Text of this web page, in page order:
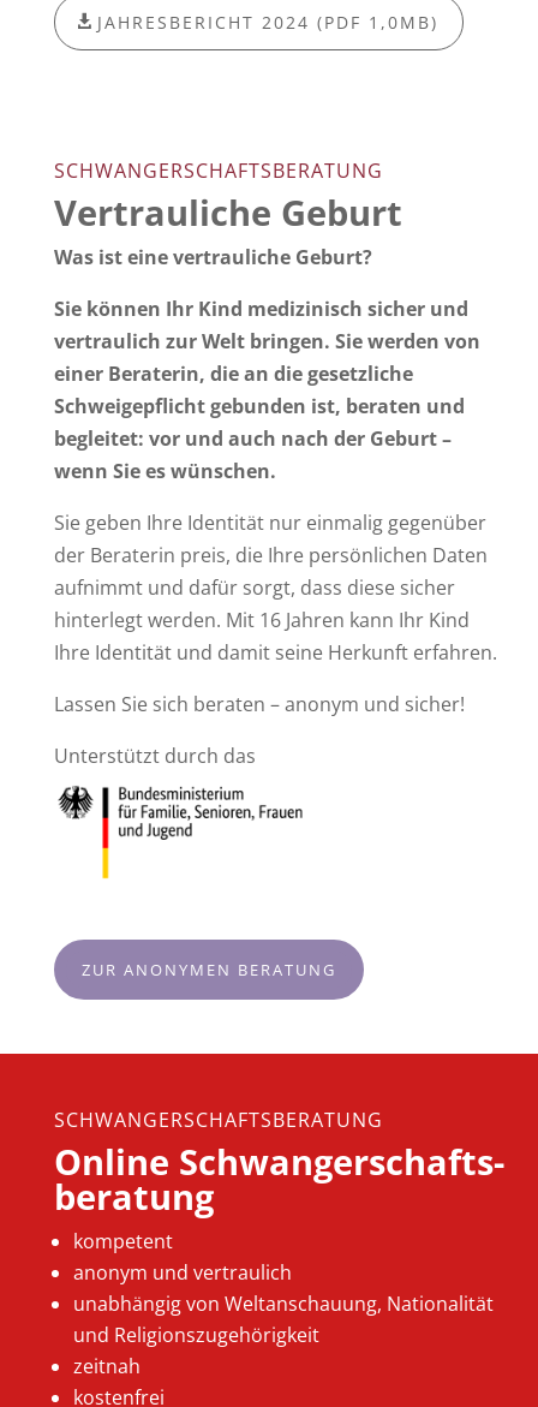
JAHRESBERICHT 2024 (PDF 1,0MB)
SCHWANGERSCHAFTSBERATUNG
Vertrauliche Geburt
Was ist eine vertrauliche Geburt?
Sie können Ihr Kind medizinisch sicher und
vertraulich zur Welt bringen. Sie werden von
einer Beraterin, die an die gesetzliche
Schweigepflicht gebunden ist, beraten und
begleitet: vor und auch nach der Geburt –
wenn Sie es wünschen.
Sie geben Ihre Identität nur einmalig gegenüber
der Beraterin preis, die Ihre persönlichen Daten
aufnimmt und dafür sorgt, dass diese sicher
hinterlegt werden. Mit 16 Jahren kann Ihr Kind
Ihre Identität und damit seine Herkunft erfahren.
Lassen Sie sich beraten – anonym und sicher!
Unterstützt durch das
ZUR ANONYMEN BERATUNG
SCHWANGERSCHAFTSBERATUNG
Online Schwangerschafts-
beratung
kompetent
anonym und vertraulich
unabhängig von Weltanschauung, Nationalität
und Religionszugehörigkeit
zeitnah
kostenfrei